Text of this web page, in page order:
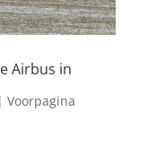
Airbus in
| Voorpagina